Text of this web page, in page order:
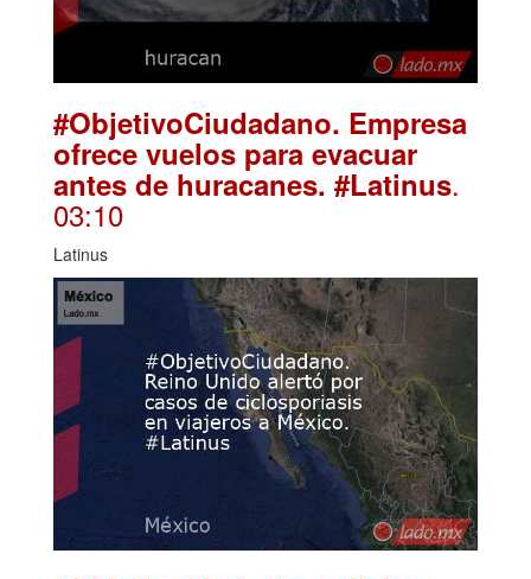
#ObjetivoCiudadano. Empresa
ofrece vuelos para evacuar
antes de huracanes. #Latinus.
03:10
Latinus